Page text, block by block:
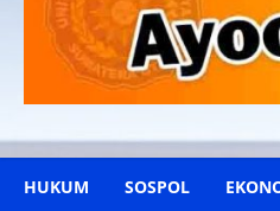
HUKUM SOSPOL